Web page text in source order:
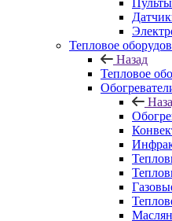
Тепловое
Назад
Тепловое